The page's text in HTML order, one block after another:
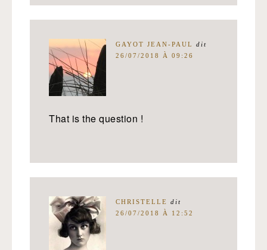
GAYOT JEAN-PAUL
dit
26/07/2018 À 09:26
That is the question !
CHRISTELLE dit
26/07/2018 À 12:52